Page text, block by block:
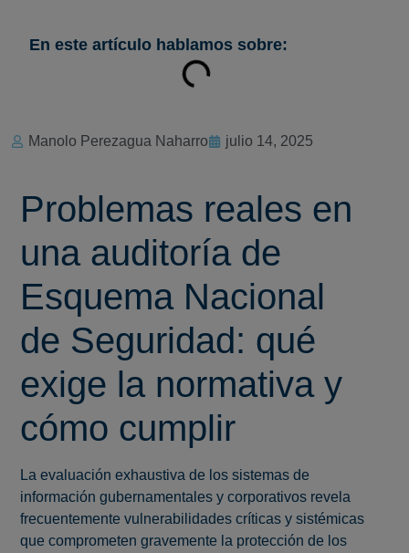
En este artículo hablamos sobre:
Manolo Perezagua Naharro julio 14, 2025
Problemas reales en
una auditoría de
Esquema Nacional
de Seguridad: qué
exige la normativa y
cómo cumplir
La evaluación exhaustiva de los sistemas de
información gubernamentales y corporativos revela
frecuentemente vulnerabilidades críticas y sistémicas
que comprometen gravemente la protección de los